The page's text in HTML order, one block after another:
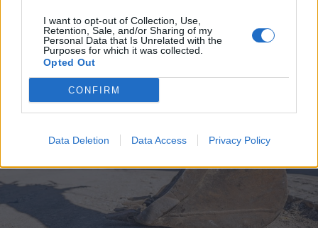
I want to opt-out of Collection, Use,
Retention, Sale, and/or Sharing of my
Personal Data that Is Unrelated with the
Purposes for which it was collected.
Opted Out
CONFIRM
Data Deletion Data Access Privacy Policy